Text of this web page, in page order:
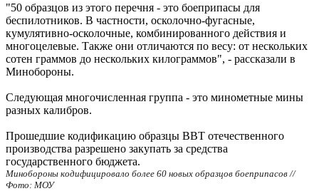
"50 образцов из этого перечня - это боеприпасы для
беспилотников. В частности, осколочно-фугасные,
кумулятивно-осколочные, комбинированного действия и
многоцелевые. Также они отличаются по весу: от нескольких
сотен граммов до нескольких килограммов", - рассказали в
Минобороны.
Следующая многочисленная группа - это минометные мины
разных калибров.
Прошедшие кодификацию образцы ВВТ отечественного
производства разрешено закупать за средства
государственного бюджета.
Минобороны кодифицировало более 60 новых образцов боеприпасов //
Фото: МОУ